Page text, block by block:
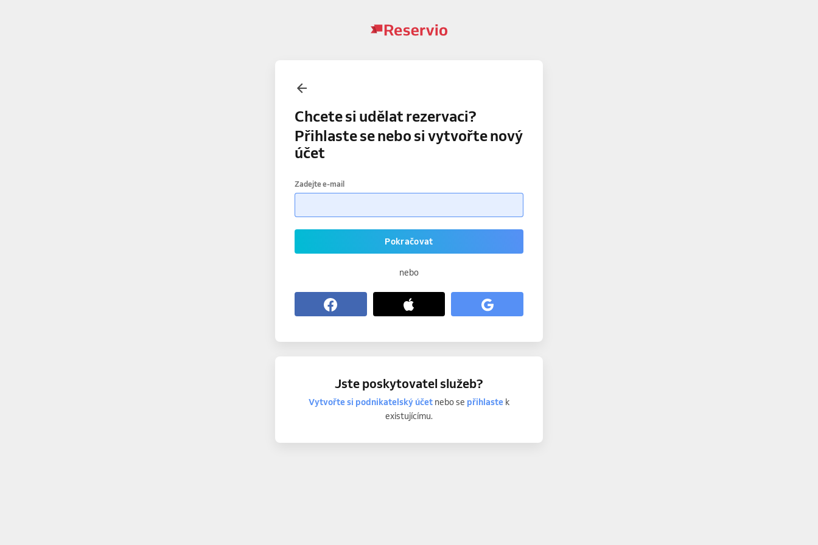
Chcete si udělat rezervaci?
Přihlaste se nebo si vytvořte nový
účet
Zadejte e-mail
Pokračovat
nebo
Jste poskytovatel služeb?
Vytvořte si podnikatelský účetnebo se přihlastek
existujícímu.